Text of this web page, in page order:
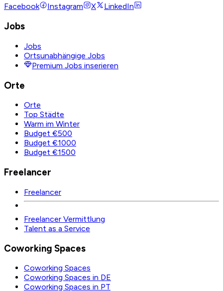
Facebook
Instagram X LinkedIn
Jobs
Jobs
Ortsunabhängige Jobs
Premium Jobs inserieren
Orte
Orte
Top Städte
Warm im Winter
Budget €500
Budget €1000
Budget €1500
Freelancer
Freelancer
Freelancer Vermittlung
Talent as a Service
Coworking Spaces
Coworking Spaces
Coworking Spaces in DE
Coworking Spaces in PT